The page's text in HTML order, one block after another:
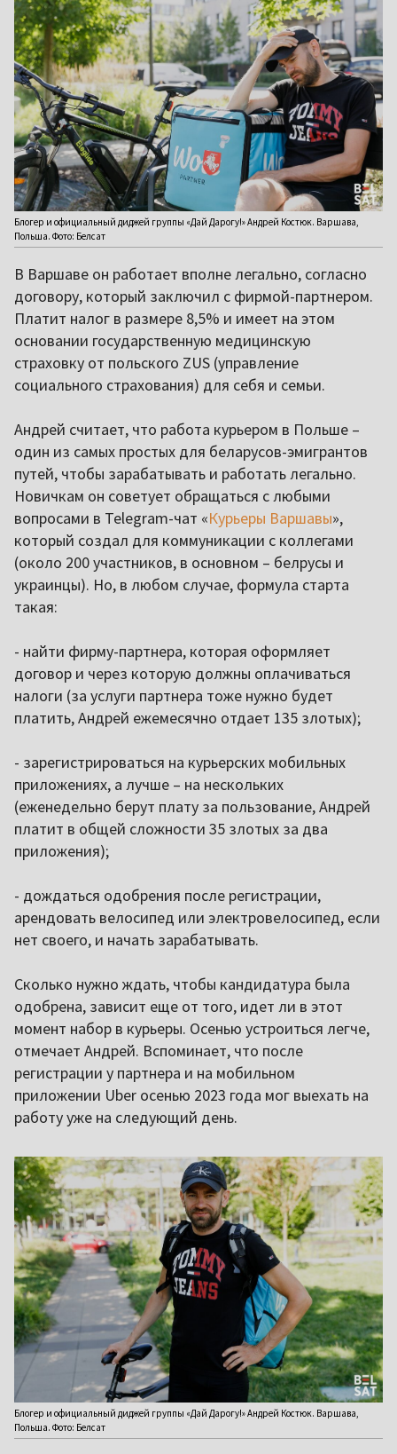
Блогер и официальный диджей группы «Дай Дарогу!» Андрей Костюк. Варшава,
Польша. Фото: Белсат
В Варшаве он работает вполне легально, согласно
договору, который заключил с фирмой-партнером.
Платит налог в размере 8,5% и имеет на этом
основании государственную медицинскую
страховку от польского ZUS (управление
социального страхования) для себя и семьи.
Андрей считает, что работа курьером в Польше –
один из самых простых для беларусов-эмигрантов
путей, чтобы зарабатывать и работать легально.
Новичкам он советует обращаться с любыми
вопросами в Telegram-чат «Курьеры Варшавы»,
который создал для коммуникации с коллегами
(около 200 участников, в основном – белрусы и
украинцы). Но, в любом случае, формула старта
такая:
- найти фирму-партнера, которая оформляет
договор и через которую должны оплачиваться
налоги (за услуги партнера тоже нужно будет
платить, Андрей ежемесячно отдает 135 злотых);
- зарегистрироваться на курьерских мобильных
приложениях, а лучше – на нескольких
(еженедельно берут плату за пользование, Андрей
платит в общей сложности 35 злотых за два
приложения);
- дождаться одобрения после регистрации,
арендовать велосипед или электровелосипед, если
нет своего, и начать зарабатывать.
Сколько нужно ждать, чтобы кандидатура была
одобрена, зависит еще от того, идет ли в этот
момент набор в курьеры. Осенью устроиться легче,
отмечает Андрей. Вспоминает, что после
регистрации у партнера и на мобильном
приложении Uber осенью 2023 года мог выехать на
работу уже на следующий день.
Блогер и официальный диджей группы «Дай Дарогу!» Андрей Костюк. Варшава,
Польша. Фото: Белсат